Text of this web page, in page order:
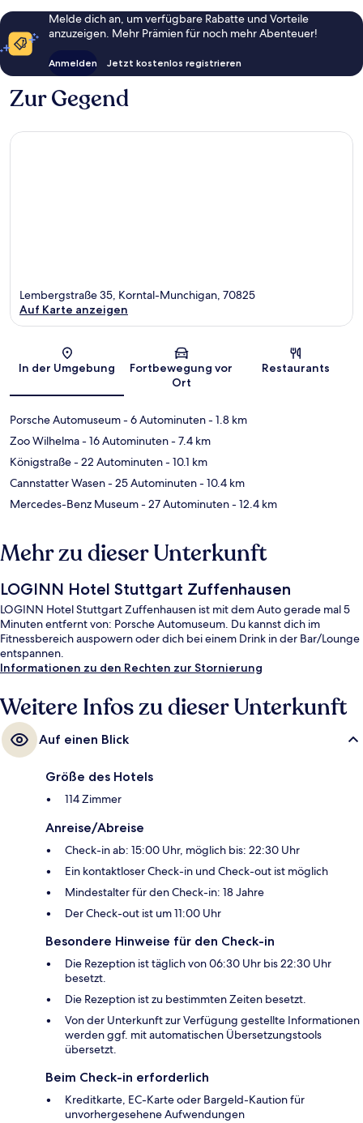
Melde dich an, um verfügbare Rabatte und Vorteile
anzuzeigen. Mehr Prämien für noch mehr Abenteuer!
Anmelden Jetzt kostenlos registrieren
Zur Gegend
Karte
Lembergstraße 35, Korntal-Munchigan, 70825
Auf Karte anzeigen
In der Umgebung
Fortbewegung vor
Ort
Restaurants
Porsche Automuseum- 6 Autominuten- 1.8 km
Zoo Wilhelma- 16 Autominuten- 7.4 km
Königstraße- 22 Autominuten- 10.1 km
Cannstatter Wasen- 25 Autominuten- 10.4 km
Mercedes-Benz Museum- 27 Autominuten- 12.4 km
Mehr zu dieser Unterkunft
LOGINN Hotel Stuttgart Zuffenhausen
LOGINN Hotel Stuttgart Zuffenhausen ist mit dem Auto gerade mal 5
Minuten entfernt von: Porsche Automuseum. Du kannst dich im
Fitnessbereich auspowern oder dich bei einem Drink in der Bar/Lounge
entspannen.
Informationen zu den Rechten zur Stornierung
Weitere Infos zu dieser Unterkunft
Auf einen Blick
Größe des Hotels
114 Zimmer
Anreise/Abreise
Check-in ab: 15:00 Uhr, möglich bis: 22:30 Uhr
Ein kontaktloser Check-in und Check-out ist möglich
Mindestalter für den Check-in: 18 Jahre
Der Check-out ist um 11:00 Uhr
Besondere Hinweise für den Check-in
Die Rezeption ist täglich von 06:30 Uhr bis 22:30 Uhr
besetzt.
Die Rezeption ist zu bestimmten Zeiten besetzt.
Von der Unterkunft zur Verfügung gestellte Informationen
werden ggf. mit automatischen Übersetzungstools
übersetzt.
Beim Check-in erforderlich
Kreditkarte, EC-Karte oder Bargeld-Kaution für
unvorhergesehene Aufwendungen